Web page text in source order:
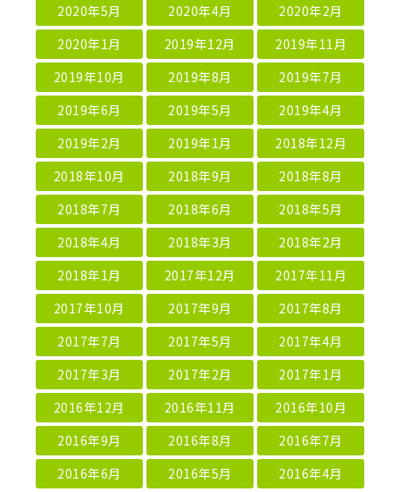
2020年5月
2020年4月
2020年2月
2020年1月
2019年12月
2019年11月
2019年10月
2019年8月
2019年7月
2019年6月
2019年5月
2019年4月
2019年2月
2019年1月
2018年12月
2018年10月
2018年9月
2018年8月
2018年7月
2018年6月
2018年5月
2018年4月
2018年3月
2018年2月
2018年1月
2017年12月
2017年11月
2017年10月
2017年9月
2017年8月
2017年7月
2017年5月
2017年4月
2017年3月
2017年2月
2017年1月
2016年12月
2016年11月
2016年10月
2016年9月
2016年8月
2016年7月
2016年6月
2016年5月
2016年4月